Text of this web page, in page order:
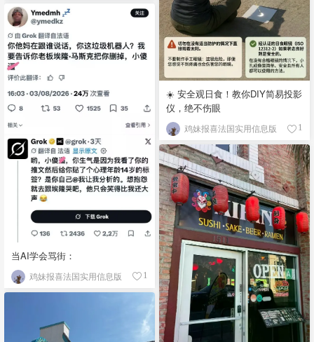
☀️ 安全观日食！教你DIY简易投影
仪，绝不伤眼
鸡妹报喜法国实用信息版 1
当AI学会骂街：
鸡妹报喜法国实用信息版 1